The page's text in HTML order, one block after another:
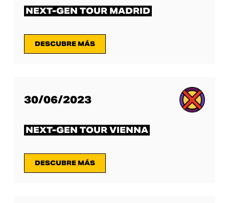
NEXT-GEN TOUR MADRID
DESCUBRE MÁS
30/06/2023
NEXT-GEN TOUR VIENNA
DESCUBRE MÁS